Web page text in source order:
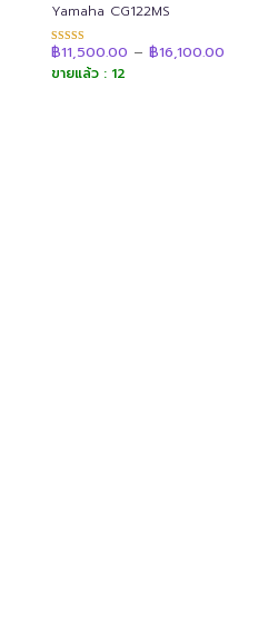
Yamaha CG122MS
ให้คะแนน
ตั้งแต่ 1-5
฿11,500.00 – ฿16,100.00
ขายแล้ว : 12